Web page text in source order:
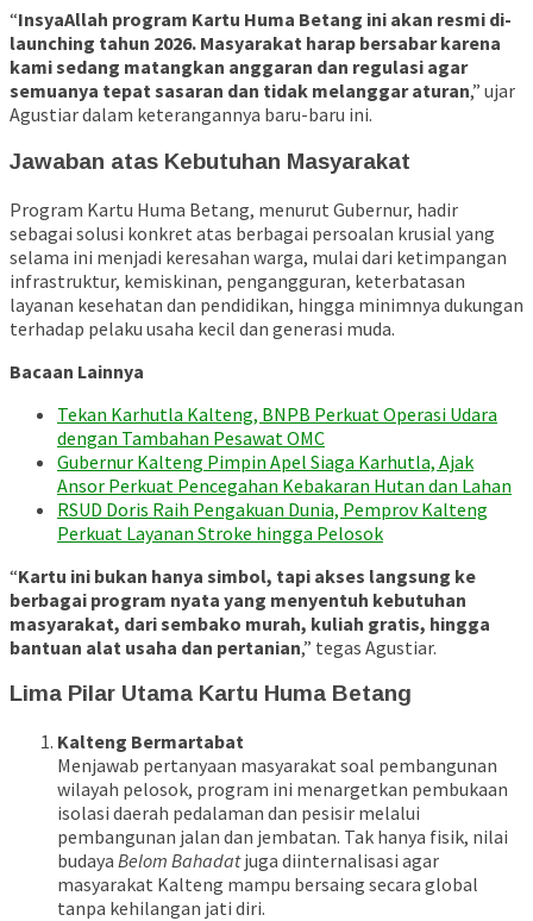
“InsyaAllah program Kartu Huma Betang ini akan resmi di-
launching tahun 2026. Masyarakat harap bersabar karena
kami sedang matangkan anggaran dan regulasi agar
semuanya tepat sasaran dan tidak melanggar aturan,” ujar
Agustiar dalam keterangannya baru-baru ini.
Jawaban atas Kebutuhan Masyarakat
Program Kartu Huma Betang, menurut Gubernur, hadir
sebagai solusi konkret atas berbagai persoalan krusial yang
selama ini menjadi keresahan warga, mulai dari ketimpangan
infrastruktur, kemiskinan, pengangguran, keterbatasan
layanan kesehatan dan pendidikan, hingga minimnya dukungan
terhadap pelaku usaha kecil dan generasi muda.
Bacaan Lainnya
Tekan Karhutla Kalteng, BNPB Perkuat Operasi Udara
dengan Tambahan Pesawat OMC
Gubernur Kalteng Pimpin Apel Siaga Karhutla, Ajak
Ansor Perkuat Pencegahan Kebakaran Hutan dan Lahan
RSUD Doris Raih Pengakuan Dunia, Pemprov Kalteng
Perkuat Layanan Stroke hingga Pelosok
“Kartu ini bukan hanya simbol, tapi akses langsung ke
berbagai program nyata yang menyentuh kebutuhan
masyarakat, dari sembako murah, kuliah gratis, hingga
bantuan alat usaha dan pertanian,” tegas Agustiar.
Lima Pilar Utama Kartu Huma Betang
Kalteng Bermartabat
Menjawab pertanyaan masyarakat soal pembangunan
wilayah pelosok, program ini menargetkan pembukaan
isolasi daerah pedalaman dan pesisir melalui
pembangunan jalan dan jembatan. Tak hanya fisik, nilai
budaya Belom Bahadatjuga diinternalisasi agar
masyarakat Kalteng mampu bersaing secara global
tanpa kehilangan jati diri.